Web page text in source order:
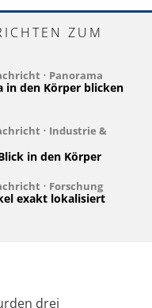
ZUM
• Panorama
in den Körper blicken
• Industrie &
in den Körper
• Forschung
exakt lokalisiert
drei